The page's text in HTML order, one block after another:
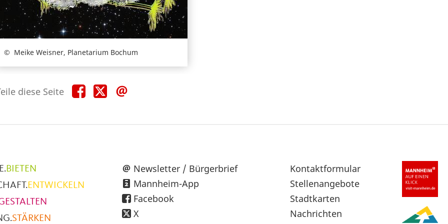
Meike Weisner, Planetarium Bochum
diese Seite Teile
diese
Teile
diese
BIETEN
ENTWICKELN
STÄRKEN
Newsletter / Bürgerbrief
Mannheim-App
Facebook
X
Sekundärnavigation
im
Fußbereich
Kontaktformular
Stellenangebote
Stadtkarten
Nachrichten